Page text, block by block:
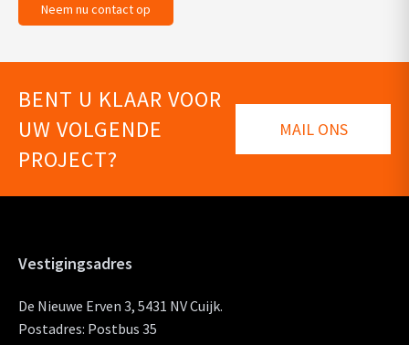
Neem nu contact op
BENT U KLAAR VOOR
UW VOLGENDE
PROJECT?
MAIL ONS
Vestigingsadres
De Nieuwe Erven 3, 5431 NV Cuijk.
Postadres: Postbus 35